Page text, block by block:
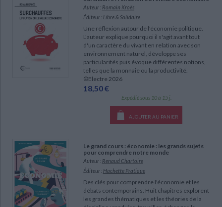
CHARGEMENT...
Bibliothèque de la Pléiade Critique et histoire littéraire
Classiques scolaires Littérature ancienne et médiévale
Littérature de voyage Audio - Livres lus
Littérature en version originale Humour
Biographies historiques
Histoire - Généralités Histoire des pays
Histoire ancienne Géographie
Auteur : Romain Kroës
Éditeur : Libre & Solidaire
Une réflexion autour de l'économie politique.
L'auteur explique pourquoi il s'agit avant tout
d'un caractère du vivant en relation avec son
environnement naturel, développe ses
particularités puis évoque différentes notions,
telles que la monnaie ou la productivité.
©Electre 2026
18,50 €
Expédié sous 10 à 15 j.
AJOUTER AU PANIER
Le grand cours : économie : les grands sujets
pour comprendre notre monde
Auteur : Renaud Chartoire
Éditeur : Hachette Pratique
Des clés pour comprendre l'économie et les
débats contemporains. Huit chapitres explorent
les grandes thématiques et les théories de la